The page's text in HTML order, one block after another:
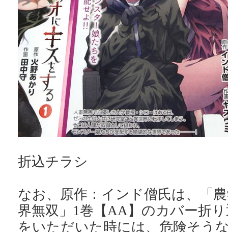
折込チラシ
なお、原作：インド僧氏は、「
界無双」1巻【AA】のカバー折
をいただいた時には、危険そう